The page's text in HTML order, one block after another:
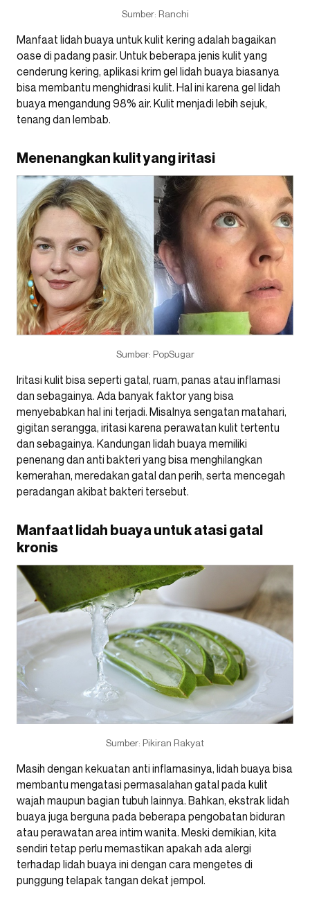
Sumber: Ranchi
Manfaat lidah buaya untuk kulit kering adalah bagaikan
oase di padang pasir. Untuk beberapa jenis kulit yang
cenderung kering, aplikasi krim gel lidah buaya biasanya
bisa membantu menghidrasi kulit. Hal ini karena gel lidah
buaya mengandung 98% air. Kulit menjadi lebih sejuk,
tenang dan lembab.
Menenangkan kulit yang iritasi
Sumber: PopSugar
Iritasi kulit bisa seperti gatal, ruam, panas atau inflamasi
dan sebagainya. Ada banyak faktor yang bisa
menyebabkan hal ini terjadi. Misalnya sengatan matahari,
gigitan serangga, iritasi karena perawatan kulit tertentu
dan sebagainya. Kandungan lidah buaya memiliki
penenang dan anti bakteri yang bisa menghilangkan
kemerahan, meredakan gatal dan perih, serta mencegah
peradangan akibat bakteri tersebut.
Manfaat lidah buaya untuk atasi gatal
kronis
Sumber: Pikiran Rakyat
Masih dengan kekuatan anti inflamasinya, lidah buaya bisa
membantu mengatasi permasalahan gatal pada kulit
wajah maupun bagian tubuh lainnya. Bahkan, ekstrak lidah
buaya juga berguna pada beberapa pengobatan biduran
atau perawatan area intim wanita. Meski demikian, kita
sendiri tetap perlu memastikan apakah ada alergi
terhadap lidah buaya ini dengan cara mengetes di
punggung telapak tangan dekat jempol.